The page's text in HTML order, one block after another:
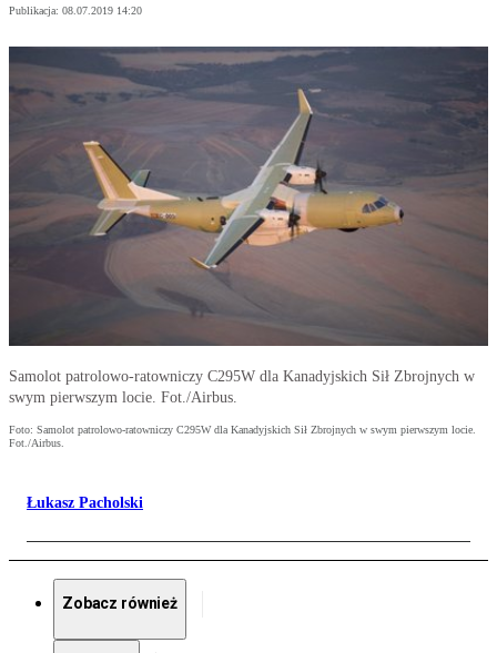
Publikacja: 08.07.2019 14:20
Samolot patrolowo-ratowniczy C295W dla Kanadyjskich Sił Zbrojnych w
swym pierwszym locie. Fot./Airbus.
Foto: Samolot patrolowo-ratowniczy C295W dla Kanadyjskich Sił Zbrojnych w swym pierwszym locie.
Fot./Airbus.
Łukasz Pacholski
Zobacz również